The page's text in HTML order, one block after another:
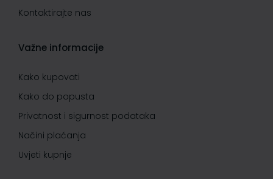
Kontaktirajte nas
Važne informacije
Kako kupovati
Kako do popusta
Privatnost i sigurnost podataka
Načini plaćanja
Uvjeti kupnje